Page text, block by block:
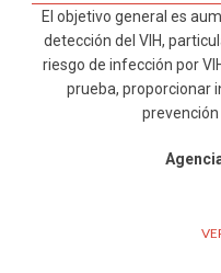
El objetivo general es
detección del VIH,
riesgo de infección por
prueba, proporcionar
prevención